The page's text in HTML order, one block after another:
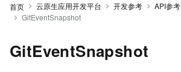
首页 云原生应用开发平台 开发参考 API参考
GitEventSnapshot
GitEventSnapshot